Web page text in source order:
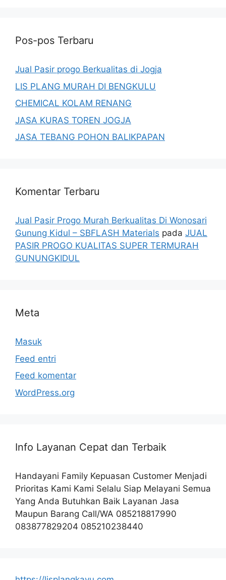
Pos-pos Terbaru
Jual Pasir progo Berkualitas di Jogja
LIS PLANG MURAH DI BENGKULU
CHEMICAL KOLAM RENANG
JASA KURAS TOREN JOGJA
JASA TEBANG POHON BALIKPAPAN
Komentar Terbaru
Jual Pasir Progo Murah Berkualitas Di Wonosari
Gunung Kidul – SBFLASH Materials pada JUAL
PASIR PROGO KUALITAS SUPER TERMURAH
GUNUNGKIDUL
Meta
Masuk
Feed entri
Feed komentar
WordPress.org
Info Layanan Cepat dan Terbaik
Handayani Family Kepuasan Customer Menjadi
Prioritas Kami Kami Selalu Siap Melayani Semua
Yang Anda Butuhkan Baik Layanan Jasa
Maupun Barang Call/WA 085218817990
083877829204 085210238440